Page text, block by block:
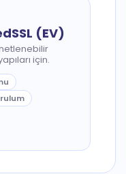
(EV)
için.